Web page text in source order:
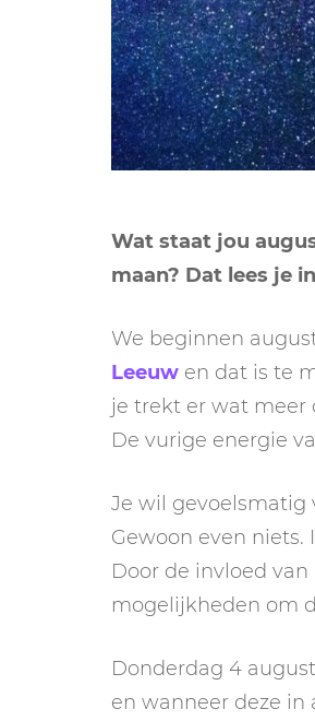
Wat staat jou
maan? Dat lees je
We beginnen
Leeuw en dat is te
je trekt er wat meer
De vurige energie
Je wil gevoelsmatig
Gewoon even niets.
Door de invloed van
mogelijkheden om
Donderdag 4
en wanneer deze in